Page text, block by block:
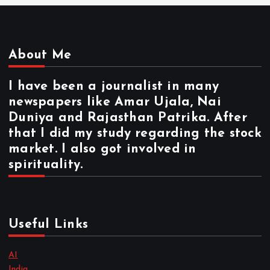
About Me
I have been a journalist in many
newspapers like Amar Ujala, Nai
Duniya and Rajasthan Patrika. After
that I did my study regarding the stock
market. I also got involved in
spirituality.
Useful Links
AI